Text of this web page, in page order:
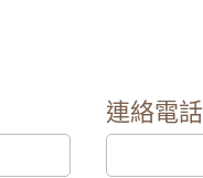
連絡電話